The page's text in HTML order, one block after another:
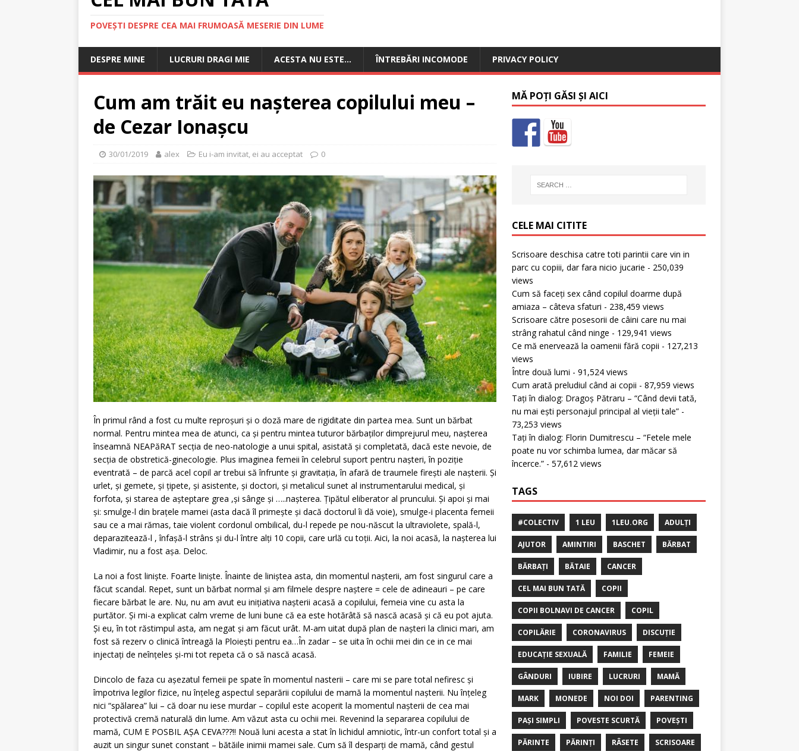
POVEȘTI DESPRE CEA MAI FRUMOASĂ MESERIE DIN LUME
DESPRE MINE LUCRURI DRAGI MIE ACESTA NU ESTE… ÎNTREBĂRI INCOMODE PRIVACY POLICY
Cum am trăit eu nașterea copilului meu –
de Cezar Ionașcu
30/01/2019 alex Eu i-am invitat, ei au acceptat 0
În primul rând a fost cu multe reproșuri și o doză mare de rigiditate din partea mea. Sunt un bărbat
normal. Pentru mintea mea de atunci, ca și pentru mintea tuturor bărbaților dimprejurul meu, nașterea
înseamnă NEAPăRAT secția de neo-natologie a unui spital, asistată și completată, dacă este nevoie, de
secția de obstretică-ginecologie. Plus imaginea femeii în celebrul suport pentru nașteri, în poziție
eventrată – de parcă acel copil ar trebui să înfrunte și gravitația, în afară de traumele firești ale nașterii. Și
urlet, și gemete, și țipete, și asistente, și doctori, și metalicul sunet al instrumentarului medical, și
forfota, și starea de așteptare grea ,și sânge și …..nașterea. Țipătul eliberator al pruncului. Și apoi și mai
și: smulge-l din brațele mamei (asta dacă îl primește și dacă doctorul îi dă voie), smulge-i placenta femeii
sau ce a mai rămas, taie violent cordonul ombilical, du-l repede pe nou-născut la ultraviolete, spală-l,
deparazitează-l , înfașă-l strâns și du-l între alți 10 copii, care urlă cu toții. Aici, la noi acasă, la nașterea lui
Vladimir, nu a fost așa. Deloc.
La noi a fost liniște. Foarte liniște. Înainte de liniștea asta, din momentul nașterii, am fost singurul care a
făcut scandal. Repet, sunt un bărbat normal și am filmele despre naștere = cele de adineauri – pe care
fiecare bărbat le are. Nu, nu am avut eu inițiativa nașterii acasă a copilului, femeia vine cu asta la
purtător. Și mi-a explicat calm vreme de luni bune că ea este hotărâtă să nască acasă și că eu pot ajuta.
Și eu, în tot răstimpul asta, am negat și am făcut urât. M-am uitat după plan de nașteri la clinici mari, am
fost să rezerv o clinică întreagă la Ploiești pentru ea…În zadar – se uita în ochii mei din ce in ce mai
injectați de neînțeles și-mi tot repeta că o să nască acasă.
Dincolo de faza cu așezatul femeii pe spate în momentul nasterii – care mi se pare total nefiresc și
împotriva legilor fizice, nu înțeleg aspectul separării copilului de mamă la momentul nașterii. Nu înțeleg
nici “spălarea” lui – că doar nu iese murdar – copilul este acoperit la momentul nașterii de cea mai
protectivă cremă naturală din lume. Am văzut asta cu ochii mei. Revenind la separarea copilului de
mamă, CUM E POSBIL AȘA CEVA???!! Nouă luni acesta a stat în lichidul amniotic, într-un confort total și a
auzit un singur sunet constant – bătăile inimii mamei sale. Cum să îl desparți de mamă, când gestul
MĂ POȚI GĂSI ȘI AICI
CELE MAI CITITE
Scrisoare deschisa catre toti parintii care vin in
parc cu copiii, dar fara nicio jucarie - 250,039
views
Cum să faceți sex când copilul doarme după
amiaza – câteva sfaturi - 238,459 views
Scrisoare către posesorii de câini care nu mai
strâng rahatul când ninge - 129,941 views
Ce mă enervează la oamenii fără copii - 127,213
views
Între două lumi - 91,524 views
Cum arată preludiul când ai copii - 87,959 views
Tați în dialog: Dragoș Pătraru – “Când devii tată,
nu mai ești personajul principal al vieții tale”-
73,253 views
Tați în dialog: Florin Dumitrescu – “Fetele mele
poate nu vor schimba lumea, dar măcar să
încerce.”- 57,612 views
TAGS
#COLECTIV 1 LEU 1LEU.ORG ADULȚI
AJUTOR AMINTIRI BASCHET BĂRBAT
BĂRBAȚI BĂTAIE CANCER
CEL MAI BUN TATĂ COPII
COPII BOLNAVI DE CANCER COPIL
COPILĂRIE CORONAVIRUS DISCUȚIE
EDUCAȚIE SEXUALĂ FAMILIE FEMEIE
GÂNDURI IUBIRE LUCRURI MAMĂ
MARK MONEDE NOI DOI PARENTING
PAȘI SIMPLI POVESTE SCURTĂ POVEȘTI
PĂRINTE PĂRINȚI RÂSETE SCRISOARE